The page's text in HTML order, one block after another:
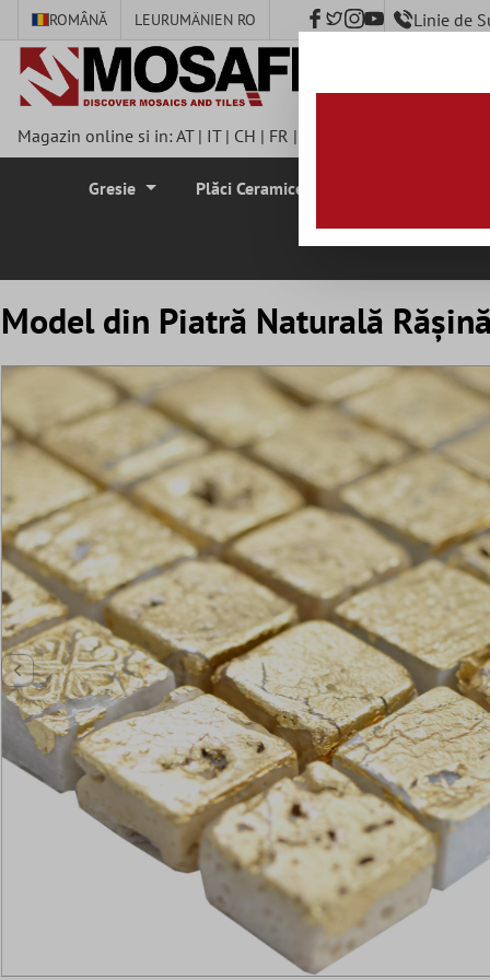
springen
ROMÂNĂ LEURUMÄNIEN RO Linie de
Magazin online si in:AT| IT| CH | FR |
Gresie Plăci Ceramice Pentru Pereti
Model din Piatră Naturală